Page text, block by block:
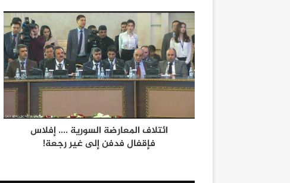
ائتلاف المعارضة السورية .... إفلاس
فإقفال فدفن إلى غير رجعة!